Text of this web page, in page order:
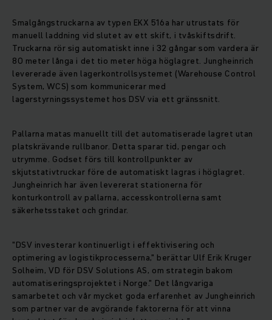
Smalgångstruckarna av typen EKX 516a har utrustats för
manuell laddning vid slutet av ett skift, i tvåskiftsdrift.
Truckarna rör sig automatiskt inne i 32 gångar som vardera är
80 meter långa i det tio meter höga höglagret. Jungheinrich
levererade även lagerkontrollsystemet (Warehouse Control
System, WCS) som kommunicerar med
lagerstyrningssystemet hos DSV via ett gränssnitt.
Pallarna matas manuellt till det automatiserade lagret utan
platskrävande rullbanor. Detta sparar tid, pengar och
utrymme. Godset förs till kontrollpunkter av
skjutstativtruckar före de automatiskt lagras i höglagret.
Jungheinrich har även levererat stationerna för
konturkontroll av pallarna, accesskontrollerna samt
säkerhetsstaket och grindar.
"DSV investerar kontinuerligt i effektivisering och
optimering av logistikprocesserna," berättar Ulf Erik Kruger
Solheim, VD för DSV Solutions AS, om strategin bakom
automatiseringsprojektet i Norge." Det långvariga
samarbetet och vår mycket goda erfarenhet av Jungheinrich
som partner var de avgörande faktorerna för att vinna